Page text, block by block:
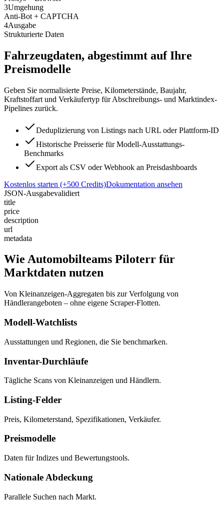
3Umgehung
Anti-Bot + CAPTCHA
4Ausgabe
Strukturierte Daten
Fahrzeugdaten, abgestimmt auf Ihre
Preismodelle
Geben Sie normalisierte Preise, Kilometerstände, Baujahr,
Kraftstoffart und Verkäufertyp für Abschreibungs- und Marktindex-
Pipelines zurück.
Deduplizierung von Listings nach URL oder Plattform-ID
Historische Preisserie für Modell-Ausstattungs-
Benchmarks
Export als CSV oder Webhook an Preisdashboards
Kostenlos starten (+500 Credits)Dokumentation ansehen
JSON-Ausgabevalidiert
title
price
description
url
metadata
Wie Automobilteams Piloterr für
Marktdaten nutzen
Von Kleinanzeigen-Aggregaten bis zur Verfolgung von
Händlerangeboten – ohne eigene Scraper-Flotten.
Modell-Watchlists
Ausstattungen und Regionen, die Sie benchmarken.
Inventar-Durchläufe
Tägliche Scans von Kleinanzeigen und Händlern.
Listing-Felder
Preis, Kilometerstand, Spezifikationen, Verkäufer.
Preismodelle
Daten für Indizes und Bewertungstools.
Nationale Abdeckung
Parallele Suchen nach Markt.